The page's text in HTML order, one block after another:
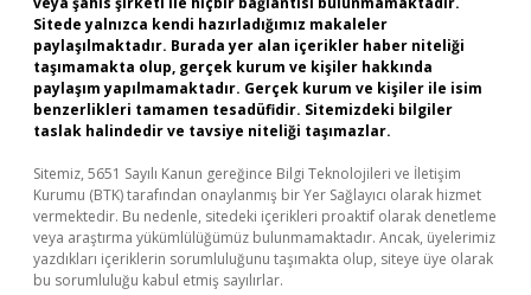
Sitede yalnızca kendi hazırladığımız makaleler
paylaşılmaktadır. Burada yer alan içerikler haber niteliği
taşımamakta olup, gerçek kurum ve kişiler hakkında
paylaşım yapılmamaktadır. Gerçek kurum ve kişiler ile isim
benzerlikleri tamamen tesadüfidir. Sitemizdeki bilgiler
taslak halindedir ve tavsiye niteliği taşımazlar.
Sitemiz, 5651 Sayılı Kanun gereğince Bilgi Teknolojileri ve İletişim
Kurumu (BTK) tarafından onaylanmış bir Yer Sağlayıcı olarak hizmet
vermektedir. Bu nedenle, sitedeki içerikleri proaktif olarak denetleme
veya araştırma yükümlülüğümüz bulunmamaktadır. Ancak, üyelerimiz
yazdıkları içeriklerin sorumluluğunu taşımakta olup, siteye üye olarak
bu sorumluluğu kabul etmiş sayılırlar.